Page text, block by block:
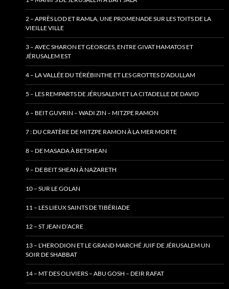
2 – APRÈS LOD ET RAMLA, UNE PROMENADE SUR LES TOITS DE LA
VIEILLE VILLE
3 – AVEC SHARON ET GEORGES, ENTRE GIVAT HAMATOS ET
JÉRUSALEM EST
4 – LA VALLÉE DU TÉRÉBINTHE ET LES GROTTES D’ADULLAM
5 – LES REMPARTS DE JÉRUSALEM ET LA CITADELLE DE DAVID
6 – BEIT GUVRIN – WADI ZIN – MITZPE RAMON
7 : DU CRATÈRE DE MITZPE RAMON À LA MER MORTE
8 – DE MASADA À BETSHEAN
9 – DE BEIT SHEAN À NAZARETH
10 – SUR LE GOLAN
11 – LES LIEUX SAINTS DE TIBÉRIADE
12 – ST JEAN D’ACRE
13 – L’HERODION ET LE GRAND MARCHÉ JUIF DE JÉRUSALEM UN
SOIR DE SHABBAT
14 – MT DES OLIVIERS – ABU GOSH – DEIR RAFAT